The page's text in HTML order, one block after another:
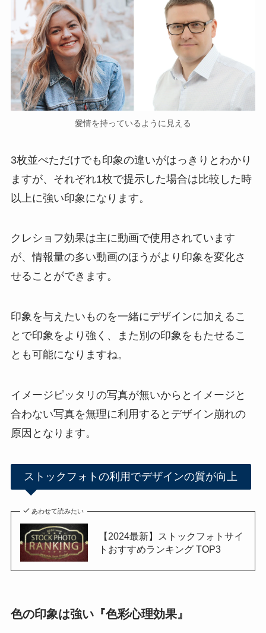
愛情を持っているように見える
3枚並べただけでも印象の違いがはっきりとわかり
ますが、それぞれ1枚で提示した場合は比較した時
以上に強い印象になります。
クレショフ効果は主に動画で使用されています
が、情報量の多い動画のほうがより印象を変化さ
せることができます。
印象を与えたいものを一緒にデザインに加えるこ
とで印象をより強く、また別の印象をもたせるこ
とも可能になりますね。
イメージピッタリの写真が無いからとイメージと
合わない写真を無理に利用するとデザイン崩れの
原因となります。
ストックフォトの利用でデザインの質が向上
あわせて読みたい
【2024最新】ストックフォトサイ
トおすすめランキング TOP3
色の印象は強い『色彩心理効果』